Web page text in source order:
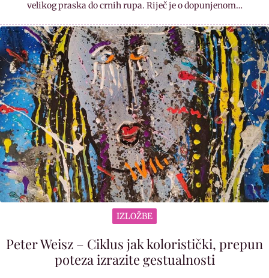
velikog praska do crnih rupa. Riječ je o dopunjenom…
IZLOŽBE
Peter Weisz – Ciklus jak koloristički, prepun
poteza izrazite gestualnosti